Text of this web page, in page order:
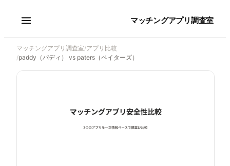
マッチングアプリ調査室
マッチングアプリ調査室/アプリ比較
/paddy（パディ） vs paters（ペイターズ）